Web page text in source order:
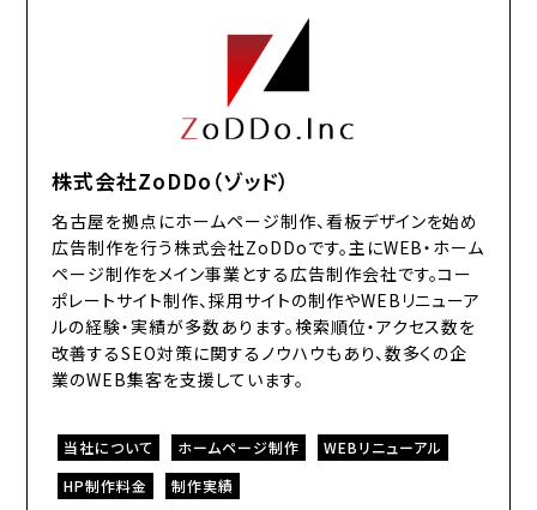
株式会社ZoDDo（ゾッド）
名古屋を拠点にホームページ制作、看板デザインを始め
広告制作を行う株式会社ZoDDoです。主にWEB・ホーム
ページ制作をメイン事業とする広告制作会社です。コー
ポレートサイト制作、採用サイトの制作やWEBリニューア
ルの経験・実績が多数あります。検索順位・アクセス数を
改善するSEO対策に関するノウハウもあり、数多くの企
業のWEB集客を支援しています。
当社について ホームページ制作
WEBリニューアル
HP制作料金
制作実績